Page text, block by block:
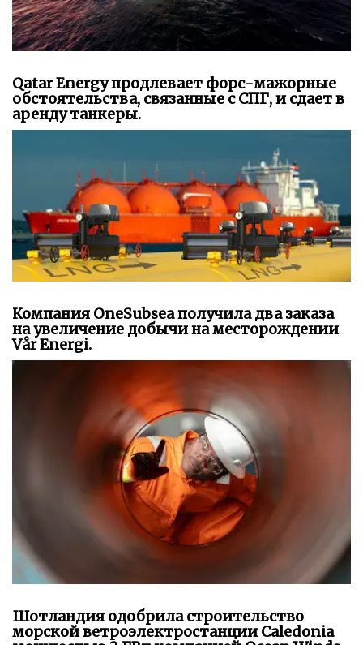
Qatar Energy продлевает форс-мажорные
обстоятельства, связанные с СПГ, и сдает в
аренду танкеры.
Компания OneSubsea получила два заказа
на увеличение добычи на месторождении
Vår Energi.
Шотландия одобрила строительство
морской ветроэлектростанции Caledonia